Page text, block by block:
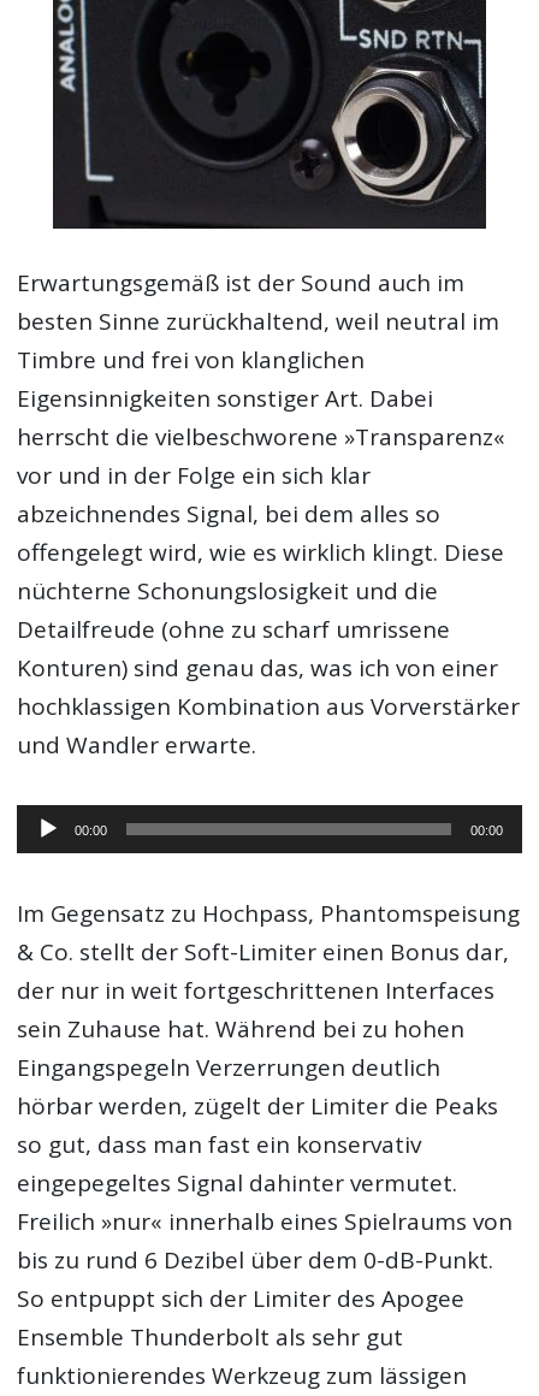
Erwartungsgemäß ist der Sound auch im
besten Sinne zurückhaltend, weil neutral im
Timbre und frei von klanglichen
Eigensinnigkeiten sonstiger Art. Dabei
herrscht die vielbeschworene »Transparenz«
vor und in der Folge ein sich klar
abzeichnendes Signal, bei dem alles so
offengelegt wird, wie es wirklich klingt. Diese
nüchterne Schonungslosigkeit und die
Detailfreude (ohne zu scharf umrissene
Konturen) sind genau das, was ich von einer
hochklassigen Kombination aus Vorverstärker
und Wandler erwarte.
Audio-
Player
00:00 00:00
Im Gegensatz zu Hochpass, Phantomspeisung
& Co. stellt der Soft-Limiter einen Bonus dar,
der nur in weit fortgeschrittenen Interfaces
sein Zuhause hat. Während bei zu hohen
Eingangspegeln Verzerrungen deutlich
hörbar werden, zügelt der Limiter die Peaks
so gut, dass man fast ein konservativ
eingepegeltes Signal dahinter vermutet.
Freilich »nur« innerhalb eines Spielraums von
bis zu rund 6 Dezibel über dem 0-dB-Punkt.
So entpuppt sich der Limiter des Apogee
Ensemble Thunderbolt als sehr gut
funktionierendes Werkzeug zum lässigen